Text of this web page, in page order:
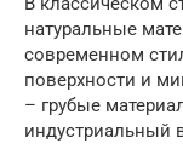
натуральные
современном
поверхности и
– грубые
индустриальный